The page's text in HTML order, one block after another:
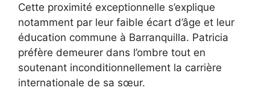
Cette proximité exceptionnelle s’explique
notamment par leur faible écart d’âge et leur
éducation commune à Barranquilla. Patricia
préfère demeurer dans l’ombre tout en
soutenant inconditionnellement la carrière
internationale de sa sœur.